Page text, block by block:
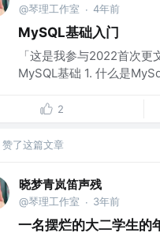
@琴理工作室 · 4年前
MySQL基础入门
「这是我参与2022首次
MySQL基础 1. 什么是
2
赞了这篇文章
晓梦青岚笛声残
@琴理工作室 · 3年前
一名摆烂的大二学生的